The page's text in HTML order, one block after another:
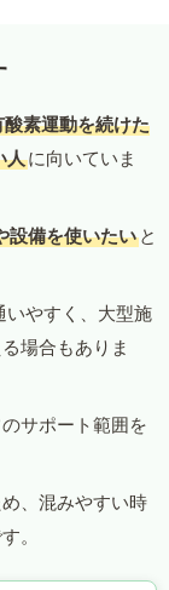
素運動を続けた
人に向いていま
設備を使いたい と
やすく、大型施
場合もありま
サポート範囲を
、混みやすい時
。